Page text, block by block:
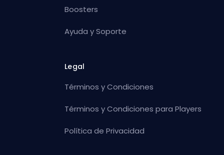
Boosters
Ayuda y Soporte
Legal
Términos y Condiciones
Términos y Condiciones para Players
Política de Privacidad